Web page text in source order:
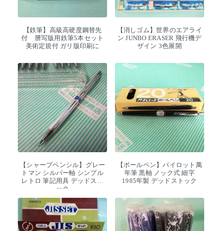
【鉄筆】高級高硬度鋼替先
付 謄写版用鉄筆5本セット
美術定規付 ガリ版印刷に
【消しゴム】世界のエアライ
ン JUNBO ERASER 飛行機デ
ザイン 3色展開
【シャープペンシル】グレー
トマン シルバー軸 シンプル
レトロ 筆記用具 デッドスト
ック
【ボールペン】パイロット萬
年筆 黒軸 ノック式 細字
1985年製 デッドストック